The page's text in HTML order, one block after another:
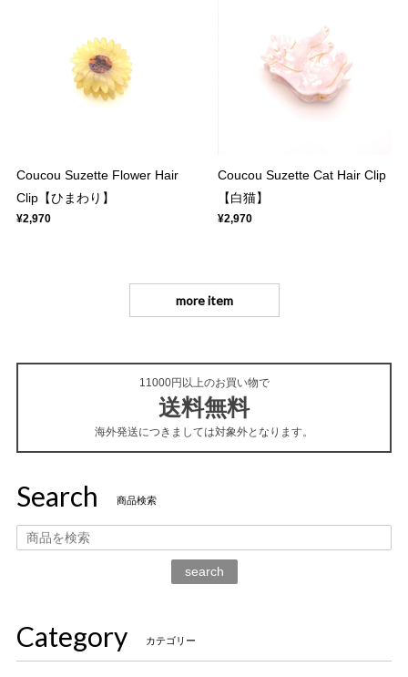
Coucou Suzette Flower Hair
Clip【ひまわり】
¥2,970
Coucou Suzette Cat Hair Clip
【白猫】
¥2,970
more item
11000円以上のお買い物で
送料無料
海外発送につきましては対象外となります。
Search 商品検索
search
Category カテゴリー